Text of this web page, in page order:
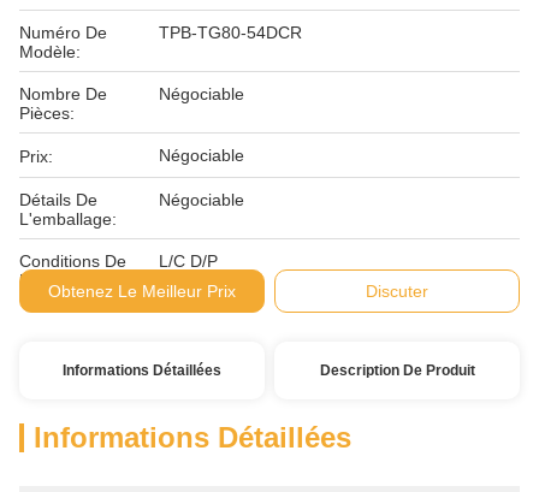
Numéro De
Modèle:
TPB-TG80-54DCR
Nombre De
Pièces:
Négociable
Prix: Négociable
Détails De
L'emballage:
Négociable
Conditions De
Paiement:
L/C D/P
Obtenez Le Meilleur Prix
Discuter
Informations Détaillées Description De Produit
Informations Détaillées